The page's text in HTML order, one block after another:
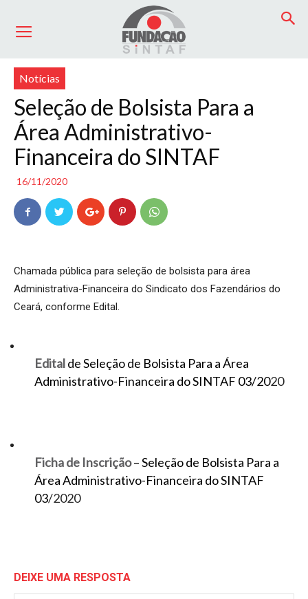
Notícias
Seleção de Bolsista Para a
Área Administrativo-
Financeira do SINTAF
16/11/2020
Chamada pública para seleção de bolsista para área
Administrativa-Financeira do Sindicato dos Fazendários do
Ceará, conforme Edital.
Editalde Seleção de Bolsista Para a Área
Administrativo-Financeira do SINTAF 03/2020
Ficha de Inscrição– Seleção de Bolsista Para a
Área Administrativo-Financeira do SINTAF
03/2020
DEIXE UMA RESPOSTA